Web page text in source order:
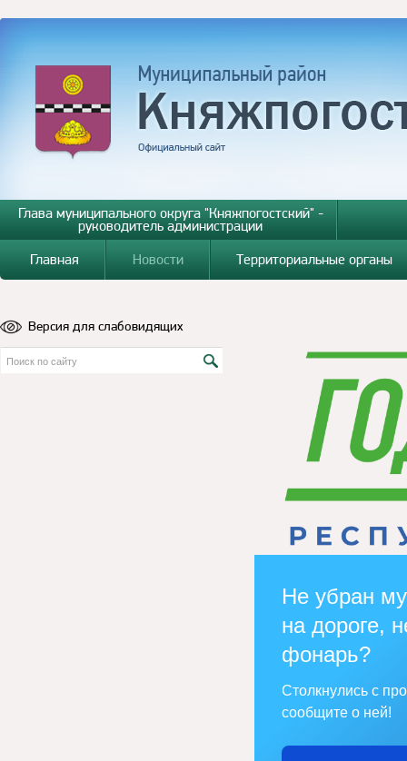
Глава муниципального округа "Княжпогостский" -
руководитель администрации
Главная
Новости Территориальные органы
Версия для слабовидящих
Не убран
на дороге,
фонарь?
Столкнулись с
сообщите о ней!